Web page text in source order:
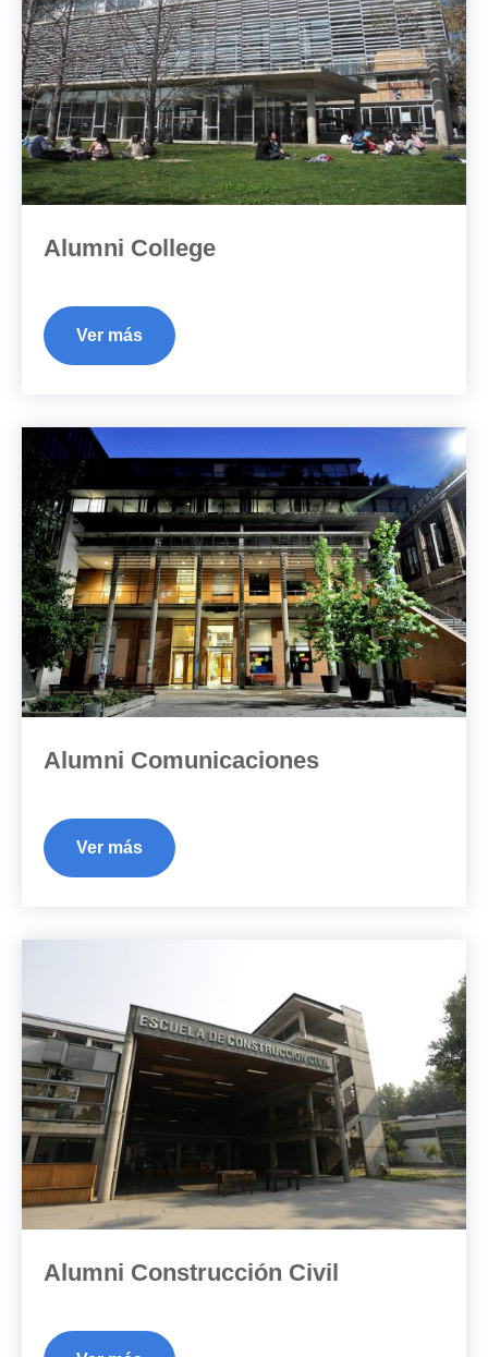
Alumni College
Ver más
Alumni Comunicaciones
Ver más
Alumni Construcción Civil